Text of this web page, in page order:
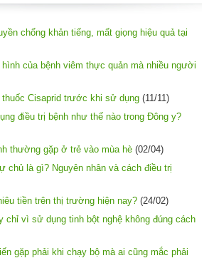
chống khản tiếng, mất giọng hiệu quả tại
hình của bệnh viêm thực quản mà nhiều người
Cisaprid trước khi sử dụng (11/11)
điều trị bệnh như thế nào trong Đông y?
thường gặp ở trẻ vào mùa hè (02/04)
chủ là gì? Nguyên nhân và cách điều trị
tiền trên thị trường hiện nay? (24/02)
chỉ vì sử dụng tinh bột nghệ không đúng cách
gặp phải khi chạy bộ mà ai cũng mắc phải